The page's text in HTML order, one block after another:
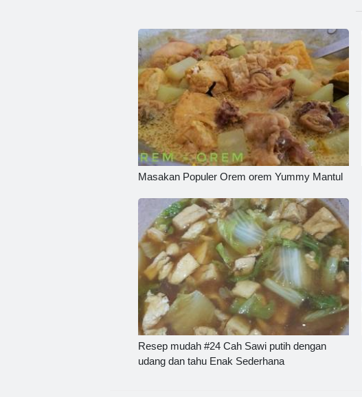
Masakan Populer Orem orem Yummy Mantul
Resep mudah #24 Cah Sawi putih dengan
udang dan tahu Enak Sederhana